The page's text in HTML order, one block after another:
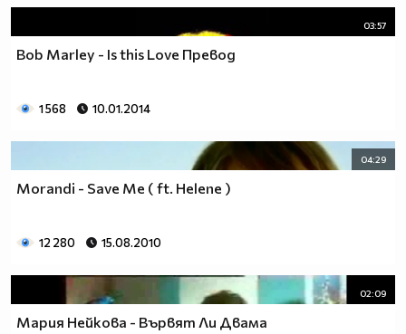
03:57
Bob Marley - Is this Love Превод
1 568 10.01.2014
04:29
Morandi - Save Me ( ft. Helene )
12 280 15.08.2010
02:09
Мария Нейкова - Вървят Ли Двама